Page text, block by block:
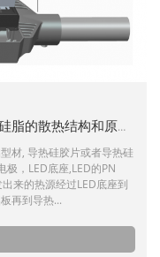
大功率LED节能类利用导热硅胶片、硅脂的散热结构和原理解析
材, 导热硅胶片或者导热硅
极，LED底座,LED的PN
来的热源经过LED底座到
再到导热...